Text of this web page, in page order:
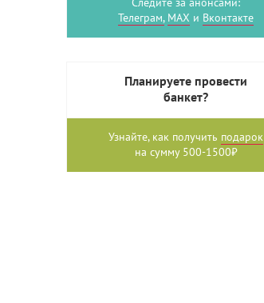
Следите за анонсами:
Телеграм, MAX и Вконтакте
Планируете провести
банкет?
Узнайте, как получить подарок
на сумму 500-1500₽